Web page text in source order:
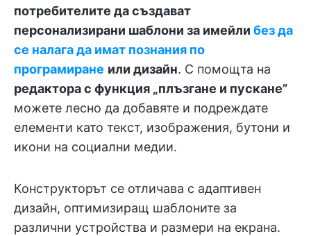
потребителите да създават
персонализирани шаблони за имейли без да
се налага да имат познания по
програмиране или дизайн. С помощта на
редактора с функция „плъзгане и пускане”
можете лесно да добавяте и подреждате
елементи като текст, изображения, бутони и
икони на социални медии.
Конструкторът се отличава с адаптивен
дизайн, оптимизиращ шаблоните за
различни устройства и размери на екрана.